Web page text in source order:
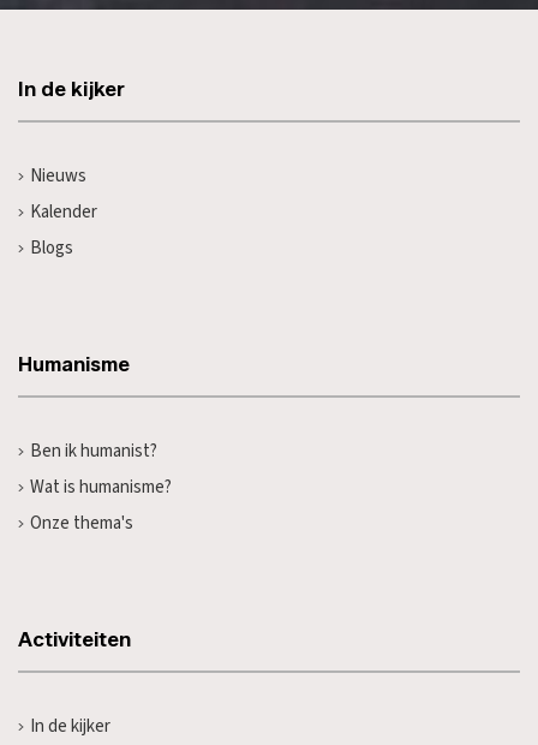
In de kijker
Nieuws
Kalender
Blogs
Humanisme
Ben ik humanist?
Wat is humanisme?
Onze thema's
Activiteiten
In de kijker